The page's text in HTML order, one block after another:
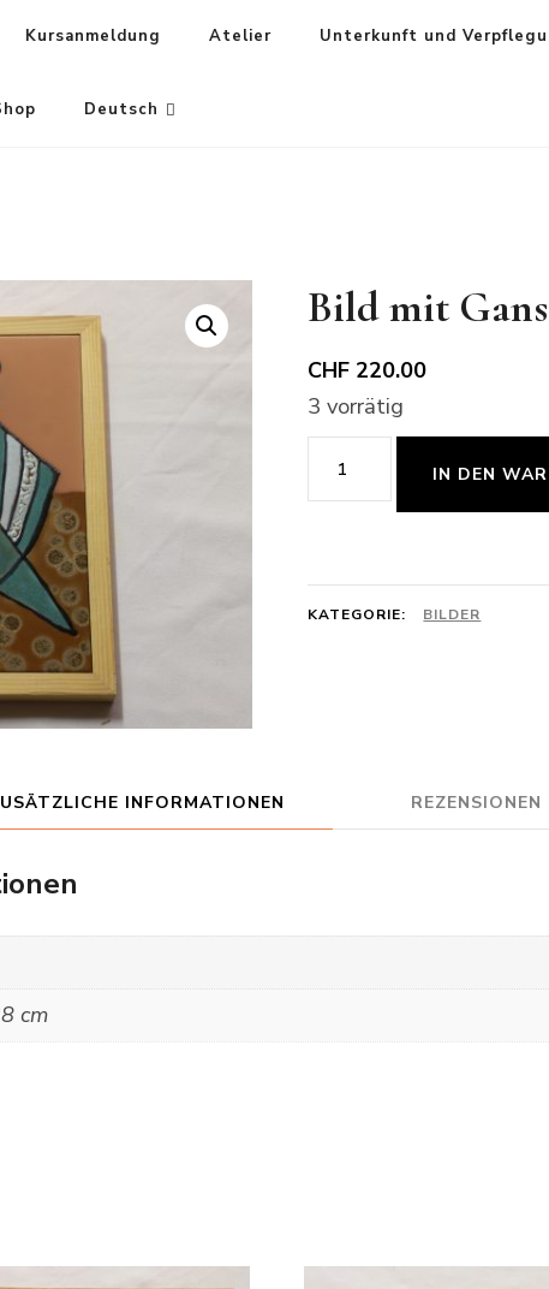
Kursanmeldung Atelier Unterkunft und
Deutsch
Bild mit Gans
CHF 220.00
3 vorrätig
Bild
mit
IN DEN
KATEGORIE: BILDER
INFORMATIONEN REZENSIONEN
cm